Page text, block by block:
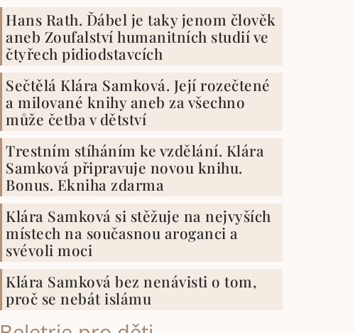
Hans Rath. Ďábel je taky jenom člověk
aneb Zoufalství humanitních studií ve
čtyřech pidiodstavcích
Sečtělá Klára Samková. Její rozečtené
a milované knihy aneb za všechno
může četba v dětství
Trestním stíháním ke vzdělání. Klára
Samková připravuje novou knihu.
Bonus. Ekniha zdarma
Klára Samková si stěžuje na nejvyších
místech na současnou aroganci a
svévoli moci
Klára Samková bez nenávisti o tom,
proč se nebát islámu